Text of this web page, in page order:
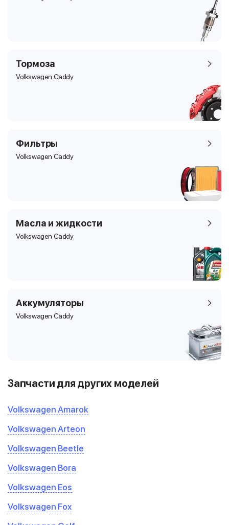
Тормоза
Volkswagen Caddy
Фильтры
Volkswagen Caddy
Масла и жидкости
Volkswagen Caddy
Аккумуляторы
Volkswagen Caddy
Запчасти для других моделей
Volkswagen Amarok
Volkswagen Arteon
Volkswagen Beetle
Volkswagen Bora
Volkswagen Eos
Volkswagen Fox